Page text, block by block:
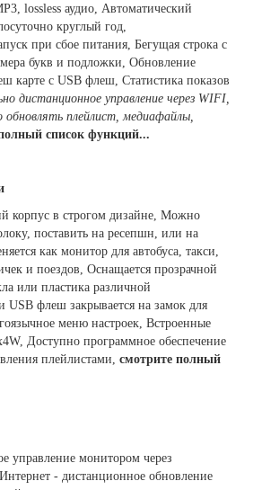
lossless аудио, Автоматический
круглый год,
при сбое питания, Бегущая строка с
букв и подложки, Обновление
карте c USB флеш, Статистика показов
дистанционное управление через WIFI,
плейлист, медиафайлы,
список функций...
корпус в строгом дизайне, Можно
поставить на ресепшн, или на
как монитор для автобуса, такси,
и поездов, Оснащается прозрачной
или пластика различной
флеш закрывается на замок для
меню настроек, Встроенные
Доступно программное обеспечение
плейлистами, смотрите полный
управление монитором через
- дистанционное обновление